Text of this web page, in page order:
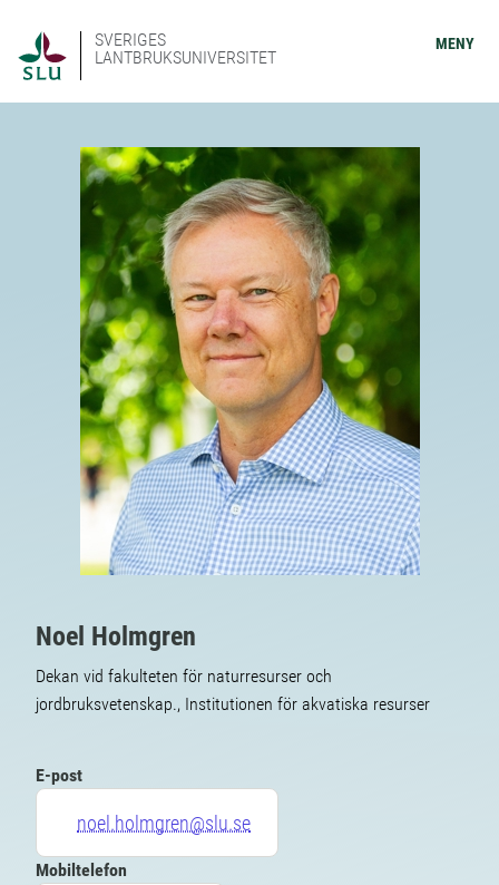
SVERIGES
LANTBRUKSUNIVERSITET
MENY
Noel Holmgren
Dekan vid fakulteten för naturresurser och
jordbruksvetenskap., Institutionen för akvatiska resurser
E-post
noel.holmgren@slu.se
Mobiltelefon